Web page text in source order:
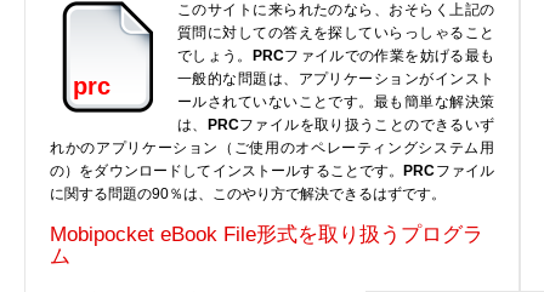
データファイル
開発用ファイル
ディスクイメージファイル
暗号化されたファイル
実行ファイル
フォントファイル
ゲームファイル
prc
このサイトに来られたのなら、おそらく上記の
質問に対しての答えを探していらっしゃること
でしょう。
PRCファイルでの作業を妨げる最も
一般的な問題は、アプリケーションがインスト
ールされていないことです。最も簡単な解決策
は、
PRCファイルを取り扱うことのできるいず
れかのアプリケーション（ご使用のオペレーティングシステム用
の）をダウンロードしてインストールすることです。
PRCファイル
に関する問題の90％は、このやり方で解決できるはずです。
Mobipocket eBook File形式を取り扱うプログラ
ム